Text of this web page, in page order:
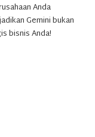
Anda
Gemini bukan
bisnis Anda!